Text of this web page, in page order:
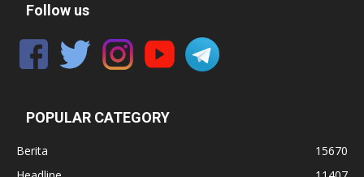
Follow us
POPULAR CATEGORY
Berita
15670